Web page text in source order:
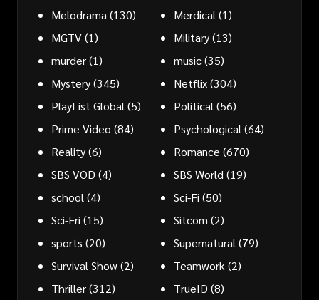
Melodrama (130) Merdical (1)
MGTV(1) Military(13)
murder(1) music(35)
Mystery(345) Netflix(304)
PlayList Global (5) Political (56)
Prime Video (84) Psychological (64)
Reality(6) Romance (670)
SBS VOD (4) SBS World (19)
school (4) Sci-Fi (50)
Sci-Fri (15) Sitcom (2)
sports (20) Supernatural (79)
Survival Show(2) Teamwork (2)
Thriller(312) TrueID (8)